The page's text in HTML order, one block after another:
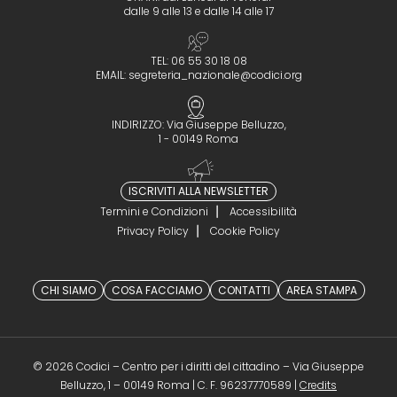
dalle 9 alle 13 e dalle 14 alle 17
TEL: 06 55 30 18 08
EMAIL: segreteria_nazionale@codici.org
INDIRIZZO: Via Giuseppe Belluzzo,
1 - 00149 Roma
ISCRIVITI ALLA NEWSLETTER
Termini e Condizioni
Accessibilità
Privacy Policy
Cookie Policy
CHI SIAMO COSA FACCIAMO CONTATTI AREA STAMPA
© 2026 Codici – Centro per i diritti del cittadino – Via Giuseppe
Belluzzo, 1 – 00149 Roma | C. F. 96237770589 | Credits